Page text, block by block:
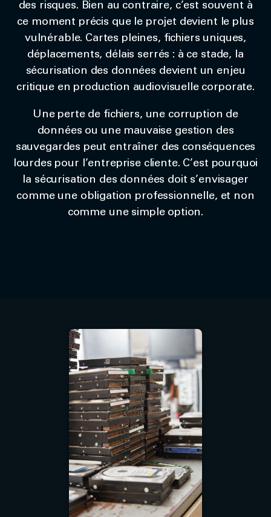
des risques. Bien au contraire, c’est souvent à
ce moment précis que le projet devient le plus
vulnérable. Cartes pleines, fichiers uniques,
déplacements, délais serrés : à ce stade, la
sécurisation des données devient un enjeu
critique en production audiovisuelle corporate.
Une perte de fichiers, une corruption de
données ou une mauvaise gestion des
sauvegardes peut entraîner des conséquences
lourdes pour l’entreprise cliente. C’est pourquoi
la sécurisation des données doit s’envisager
comme une obligation professionnelle, et non
comme une simple option.